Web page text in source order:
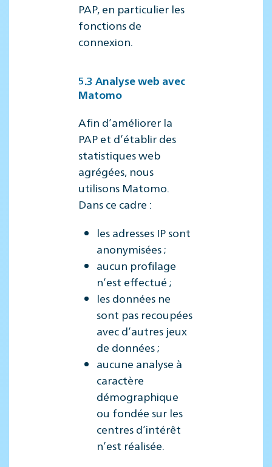
PAP, en particulier les
fonctions de
connexion.
5.3 Analyse web avec
Matomo
Afin d’améliorer la
PAP et d’établir des
statistiques web
agrégées, nous
utilisons Matomo.
Dans ce cadre :
les adresses IP sont
anonymisées ;
aucun profilage
n’est effectué ;
les données ne
sont pas recoupées
avec d’autres jeux
de données ;
aucune analyse à
caractère
démographique
ou fondée sur les
centres d’intérêt
n’est réalisée.